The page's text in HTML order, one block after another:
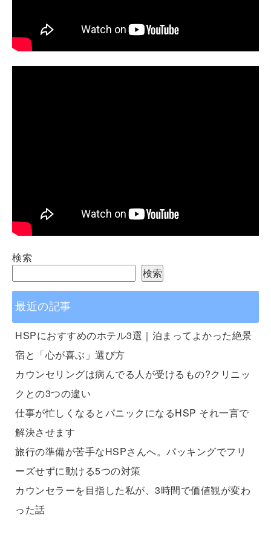
検索
検索
最近の記事
HSPにおすすめのホテル3選｜泊まってよかった絶景
宿と「心が喜ぶ」選び方
カウンセリングは病んでる人が受けるもの?クリニッ
クとの3つの違い
仕事が忙しくなるとパニックになるHSP それ一言で
解決させます
旅行の準備が苦手なHSPさんへ。パッキングでフリ
ーズせずに動ける5つの対策
カウンセラーを目指した私が、3時間で価値観が変わ
った話